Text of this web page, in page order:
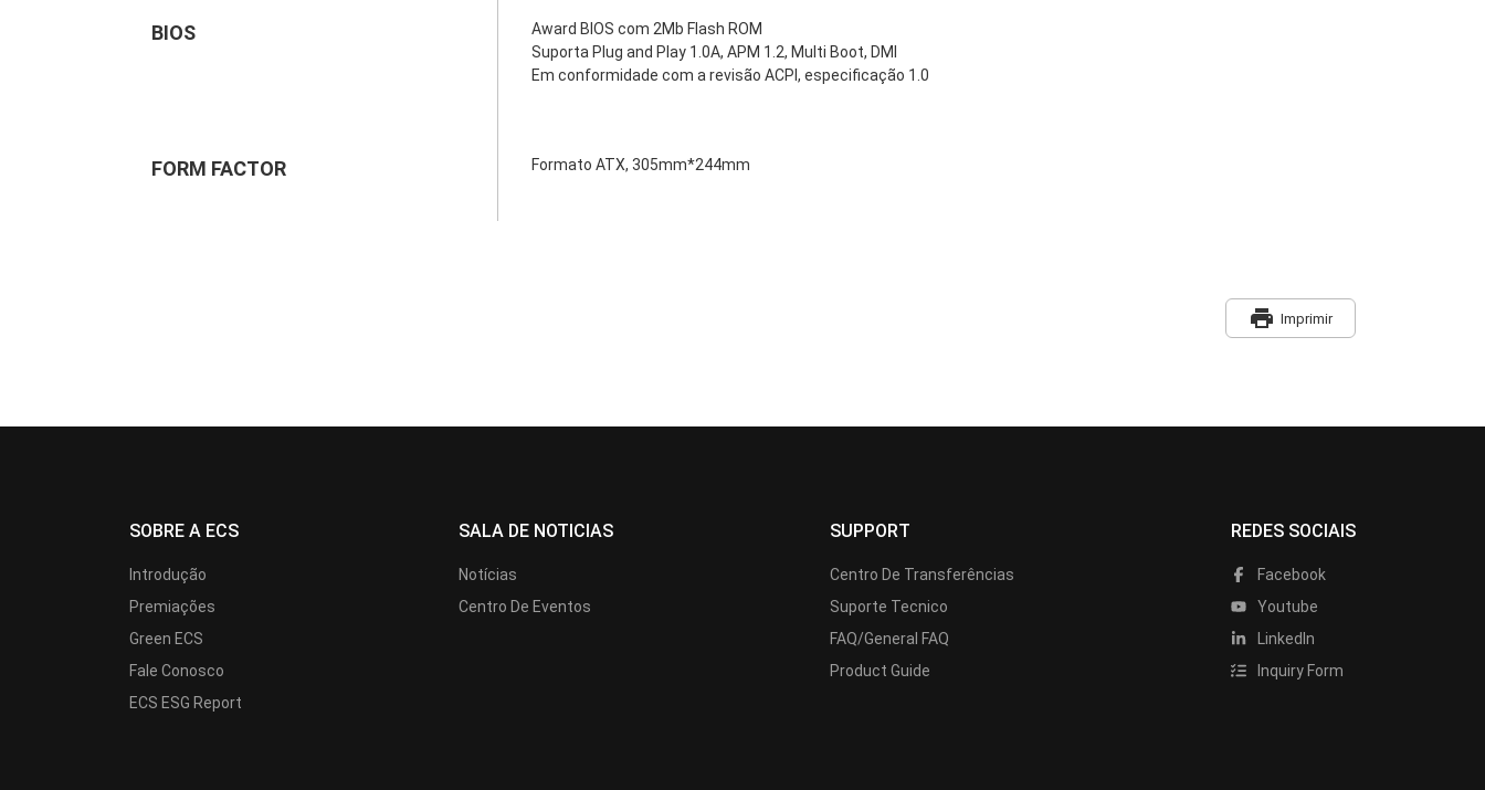
BIOS
Award BIOS com 2Mb Flash ROM
Suporta Plug and Play 1.0A, APM 1.2, Multi Boot, DMI
Em conformidade com a revisão ACPI, especificação 1.0
FORM FACTOR Formato ATX, 305mm*244mm
print Imprimir
SOBRE A ECS
Introdução
Premiações
Green ECS
Fale Conosco
ECS ESG Report
SALA DE NOTICIAS
Notícias
Centro De Eventos
SUPPORT
Centro De Transferências
Suporte Tecnico
FAQ/General FAQ
Product Guide
REDES SOCIAIS
Facebook
Youtube
LinkedIn
Inquiry Form